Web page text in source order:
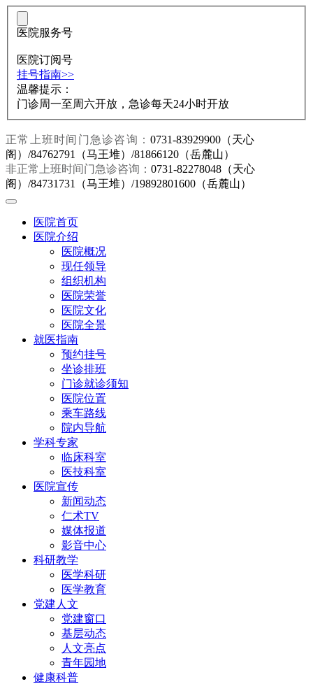
医院服务号
医院订阅号
挂号指南>>
温馨提示：
门诊周一至周六开放，急诊每天24小时开放
正常上班时间门急诊咨询： 0731-83929900（天心
阁）/84762791（马王堆）/81866120（岳麓山）
非正常上班时间门急诊咨询： 0731-82278048（天心
阁）/84731731（马王堆）/19892801600（岳麓山）
医院首页
医院介绍
医院概况
现任领导
组织机构
医院荣誉
医院文化
医院全景
就医指南
预约挂号
坐诊排班
门诊就诊须知
医院位置
乘车路线
院内导航
学科专家
临床科室
医技科室
医院宣传
新闻动态
仁术TV
媒体报道
影音中心
科研教学
医学科研
医学教育
党建人文
党建窗口
基层动态
人文亮点
青年园地
健康科普